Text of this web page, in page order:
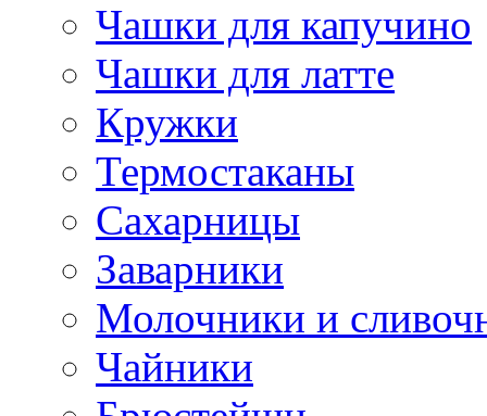
Чашки для капучино
Чашки для латте
Кружки
Термостаканы
Сахарницы
Заварники
Молочники и
Чайники